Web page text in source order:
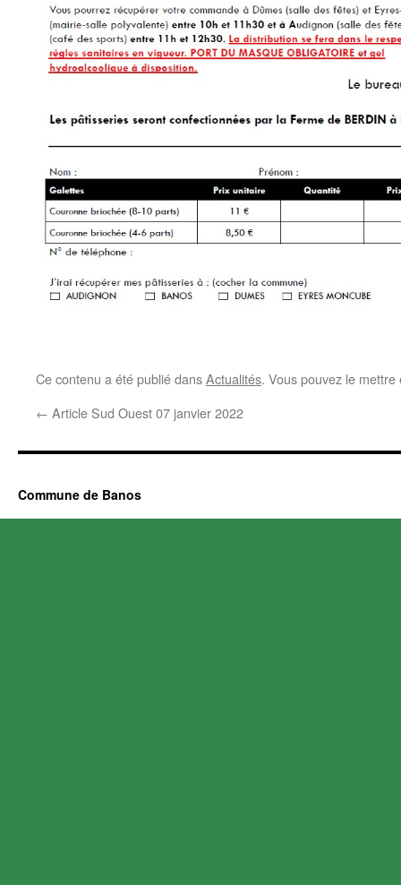
Ce contenu a été publié dansActualités. Vous pouvez le
← Article Sud Ouest 07 janvier 2022
Commune de Banos